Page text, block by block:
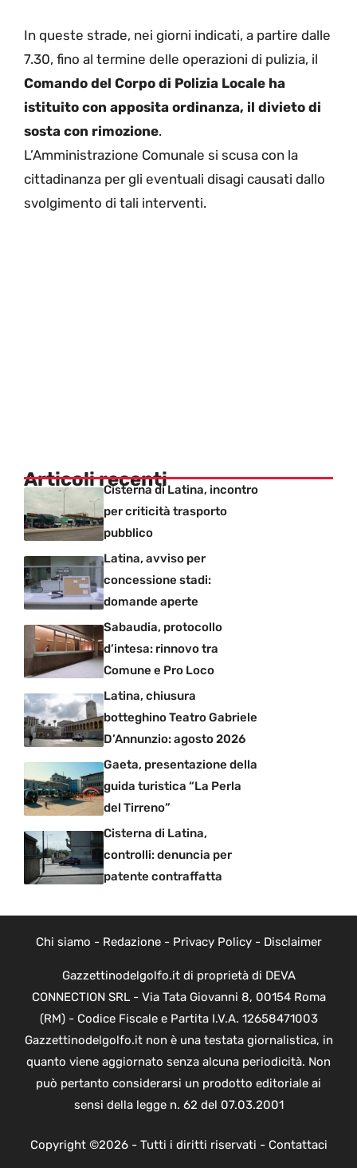
In queste strade, nei giorni indicati, a partire dalle
7.30, fino al termine delle operazioni di pulizia, il
Comando del Corpo di Polizia Locale ha
istituito con apposita ordinanza, il divieto di
sosta con rimozione.
L’Amministrazione Comunale si scusa con la
cittadinanza per gli eventuali disagi causati dallo
svolgimento di tali interventi.
Articoli recentiCisterna di Latina, incontro
per criticità trasporto
pubblico
Latina, avviso per
concessione stadi:
domande aperte
Sabaudia, protocollo
d’intesa: rinnovo tra
Comune e Pro Loco
Latina, chiusura
botteghino Teatro Gabriele
D’Annunzio: agosto 2026
Gaeta, presentazione della
guida turistica “La Perla
del Tirreno”
Cisterna di Latina,
controlli: denuncia per
patente contraffatta
Chi siamo - Redazione- Privacy Policy- Disclaimer
Gazzettinodelgolfo.it di proprietà di DEVA
CONNECTION SRL - Via Tata Giovanni 8, 00154 Roma
(RM) - Codice Fiscale e Partita I.V.A. 12658471003
Gazzettinodelgolfo.it non è una testata giornalistica, in
quanto viene aggiornato senza alcuna periodicità. Non
può pertanto considerarsi un prodotto editoriale ai
sensi della legge n. 62 del 07.03.2001
Copyright ©2026 - Tutti i diritti riservati - Contattaci